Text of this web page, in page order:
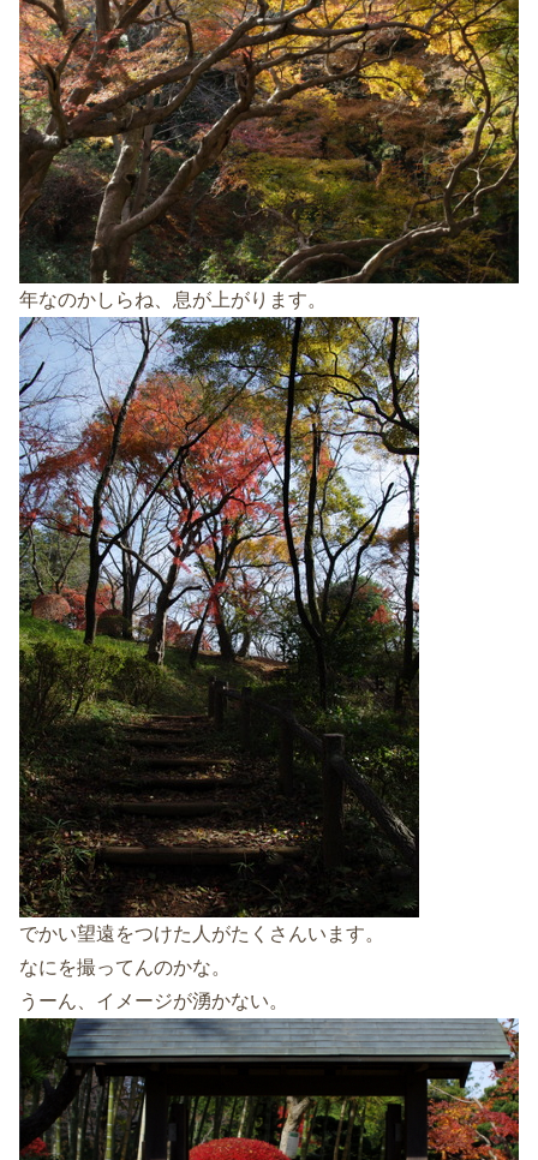
年なのかしらね、息が上がります。
でかい望遠をつけた人がたくさんいます。
なにを撮ってんのかな。
うーん、イメージが湧かない。